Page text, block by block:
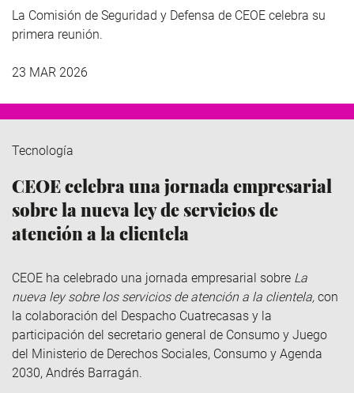
La Comisión de Seguridad y Defensa de CEOE celebra su
primera reunión.
23 MAR 2026
Tecnología
CEOE celebra una jornada empresarial
sobre la nueva ley de servicios de
atención a la clientela
CEOE ha celebrado una jornada empresarial sobre La
nueva ley sobre los servicios de atención a la clientela, con
la colaboración del Despacho Cuatrecasas y la
participación del secretario general de Consumo y Juego
del Ministerio de Derechos Sociales, Consumo y Agenda
2030, Andrés Barragán.